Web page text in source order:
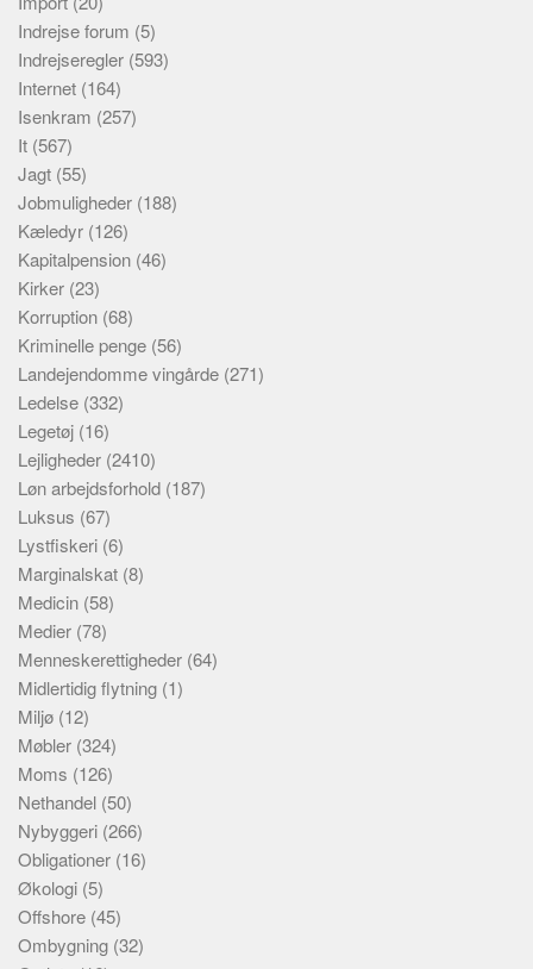
Indrejse forum (5)
Indrejseregler (593)
Internet (164)
Isenkram (257)
It (567)
Jagt (55)
Jobmuligheder (188)
Kæledyr (126)
Kapitalpension (46)
Kirker (23)
Korruption (68)
Kriminelle penge (56)
Landejendomme vingårde (271)
Ledelse (332)
Legetøj (16)
Lejligheder (2410)
Løn arbejdsforhold (187)
Luksus (67)
Lystfiskeri (6)
Marginalskat (8)
Medicin (58)
Medier (78)
Menneskerettigheder (64)
Midlertidig flytning (1)
Miljø (12)
Møbler (324)
Moms (126)
Nethandel (50)
Nybyggeri (266)
Obligationer (16)
Økologi (5)
Offshore (45)
Ombygning (32)